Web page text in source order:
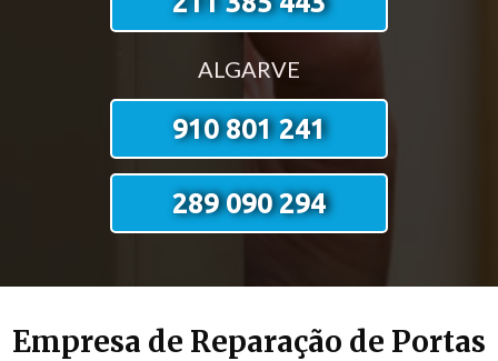
ALGARVE
910 801 241
289 090 294
Empresa de Reparação de Portas